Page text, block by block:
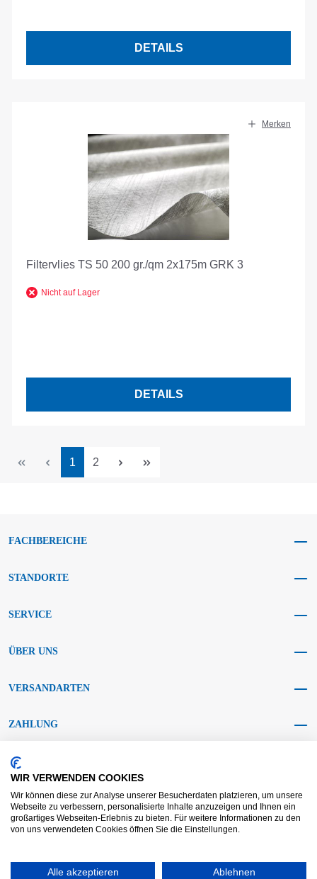
DETAILS
Merken
Filtervlies TS 50 200 gr./qm 2x175m GRK 3
Nicht auf Lager
DETAILS
Seite
1 Seite
2
FACHBEREICHE
STANDORTE
SERVICE
ÜBER UNS
VERSANDARTEN
ZAHLUNG
SOCIAL MEDIA
Impressum
Datenschutz
WIR VERWENDEN COOKIES
Wir können diese zur Analyse unserer Besucherdaten platzieren, um unsere
Webseite zu verbessern, personalisierte Inhalte anzuzeigen und Ihnen ein
großartiges Webseiten-Erlebnis zu bieten. Für weitere Informationen zu den
von uns verwendeten Cookies öffnen Sie die Einstellungen.
Alle akzeptieren Ablehnen